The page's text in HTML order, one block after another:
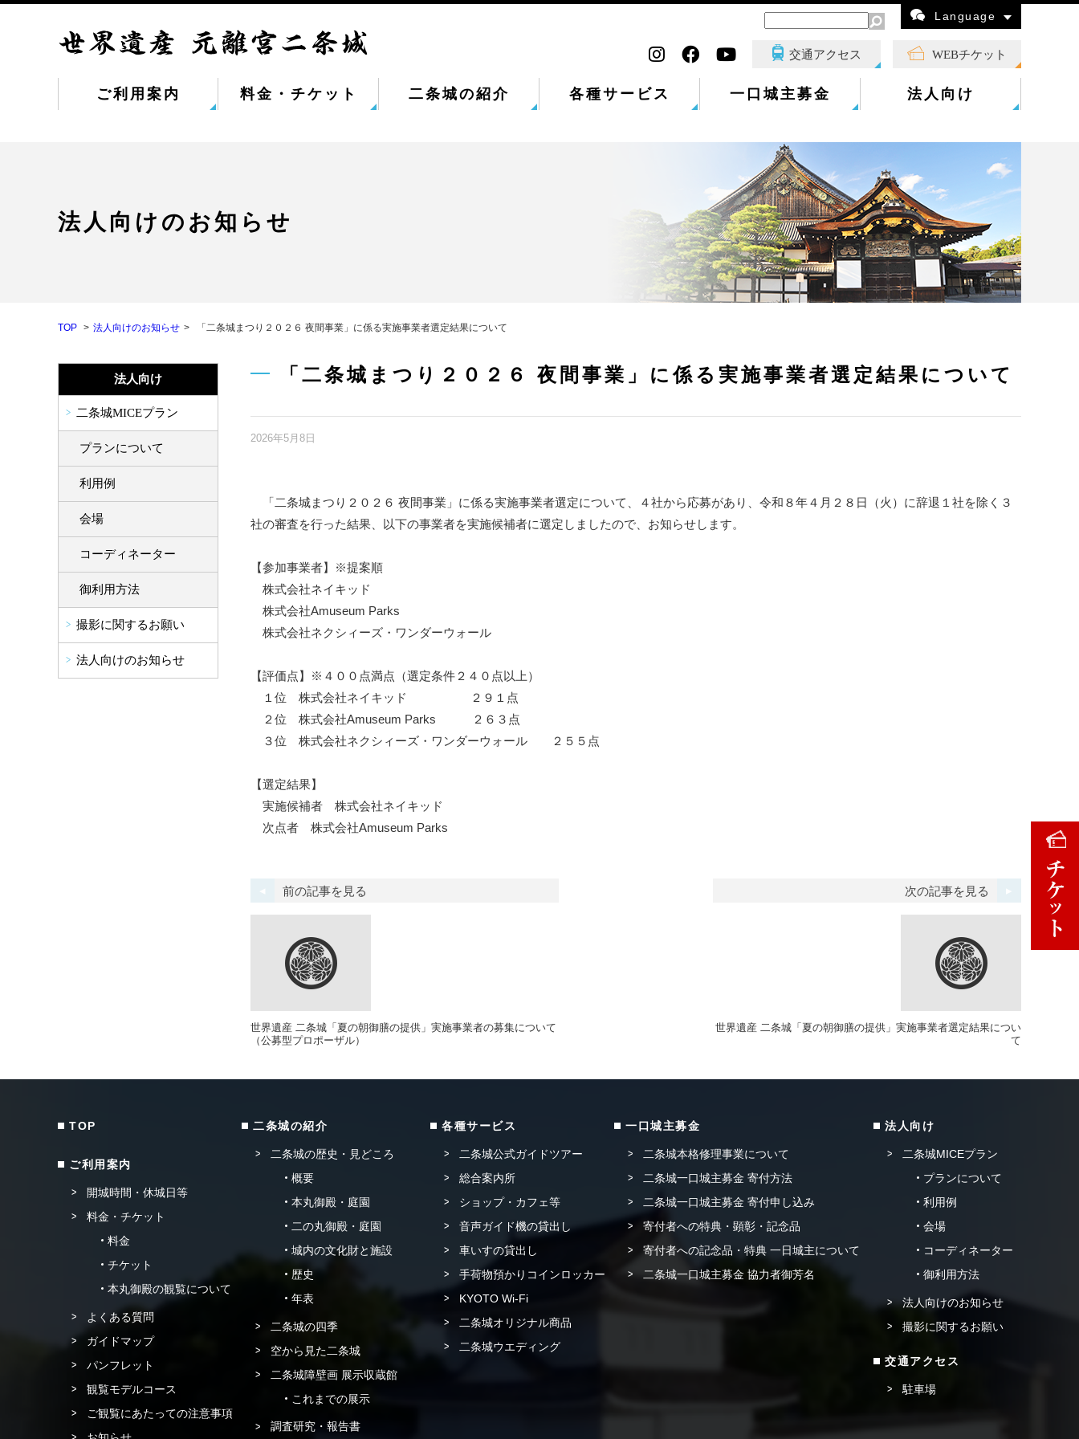
Language
ご利用案内 料金・チケット 二条城の紹介 各種サービス 一口城主募金 法人向け
交通アクセス WEBチケット
法人向けのお知らせ
TOP 法人向けのお知らせ 「二条城まつり２０２６ 夜間事業」に係る実施事業者選定結果について
「二条城まつり２０２６ 夜間事業」に係る実施事業者選定結果について
2026年5月8日
「二条城まつり２０２６ 夜間事業」に係る実施事業者選定について、４社から応募があり、令和８年４月２８日（火）に辞退１社を除く３
社の審査を行った結果、以下の事業者を実施候補者に選定しましたので、お知らせします。
【参加事業者】※提案順
株式会社ネイキッド
株式会社Amuseum Parks
株式会社ネクシィーズ・ワンダーウォール
【評価点】※４００点満点（選定条件２４０点以上）
１位 株式会社ネイキッド ２９１点
２位 株式会社Amuseum Parks ２６３点
３位 株式会社ネクシィーズ・ワンダーウォール ２５５点
【選定結果】
実施候補者 株式会社ネイキッド
次点者 株式会社Amuseum Parks
前の記事を見る
世界遺産 二条城「夏の朝御膳の提供」実施事業者の募集について
（公募型プロポーザル）
次の記事を見る
世界遺産 二条城「夏の朝御膳の提供」実施事業者選定結果につい
て
法人向け
二条城MICEプラン
プランについて
利用例
会場
コーディネーター
御利用方法
撮影に関するお願い
法人向けのお知らせ
TOP
ご利用案内
開城時間・休城日等
料金・チケット
料金
チケット
本丸御殿の観覧について
よくある質問
ガイドマップ
パンフレット
観覧モデルコース
ご観覧にあたっての注意事項
二条城の紹介
二条城の歴史・見どころ
概要
本丸御殿・庭園
二の丸御殿・庭園
城内の文化財と施設
歴史
年表
二条城の四季
空から見た二条城
二条城障壁画 展示収蔵館
これまでの展示
調査研究・報告書
各種サービス
二条城公式ガイドツアー
総合案内所
ショップ・カフェ等
音声ガイド機の貸出し
車いすの貸出し
手荷物預かりコインロッカー
KYOTO Wi-Fi
二条城オリジナル商品
二条城ウエディング
一口城主募金
二条城本格修理事業について
二条城一口城主募金 寄付方法
二条城一口城主募金 寄付申し込み
寄付者への特典・顕彰・記念品
寄付者への記念品・特典 一日城主について
二条城一口城主募金 協力者御芳名
法人向け
二条城MICEプラン
プランについて
利用例
会場
コーディネーター
御利用方法
法人向けのお知らせ
撮影に関するお願い
交通アクセス
駐車場